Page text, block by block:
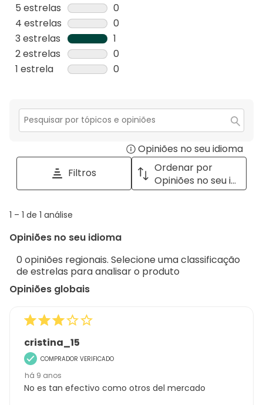
5 estrelas estrelas
0
0
análise
com
5
4 estrelas estrelas
0
0
análise
com
3 estrelas estrelas
1
1
análise
estrelas.
2 estrelas estrelas
0
0
2
estrelas.
1 estrela estrelas
0
com
1
Secção
Opiniões no seu idioma
a
with
Filtros
Ordenar por
Opiniões no seu idioma
1
1
análise
1 – 1 de 1 análise
Opiniões no seu idioma
0 opiniões regionais. Selecione uma classificação
de estrelas para analisar o produto
Opiniões globais
cristina_15
COMPRADOR VERIFICADO
há 9 anos
No es tan efectivo como otros del mercado